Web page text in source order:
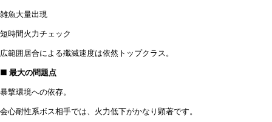
雑魚大量出現
短時間火力チェック
広範囲居合による殲滅速度は依然トップクラス。
■ 最大の問題点
暴撃環境への依存。
会心耐性系ボス相手では、火力低下がかなり顕著です。